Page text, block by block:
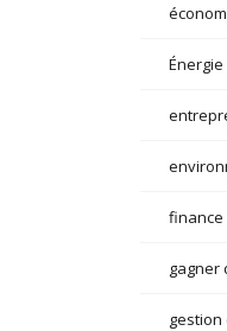
Énergie
finance
gagner
gestion